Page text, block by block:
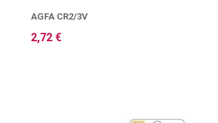
AGFA CR2/3V
2,72 €